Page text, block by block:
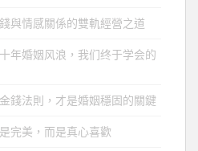
與情感關係的雙軌經營之道
年婚姻风浪，我们终于学会的
錢法則，才是婚姻穩固的關鍵
完美，而是真心喜歡